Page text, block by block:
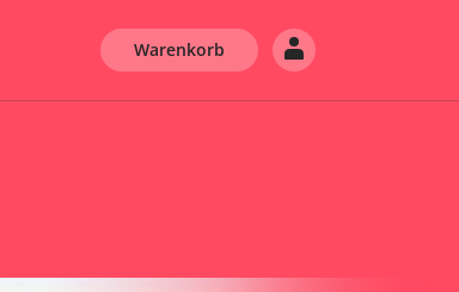
Warenkorb